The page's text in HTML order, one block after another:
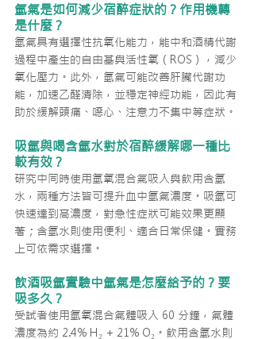
氫氣是如何減少宿醉症狀的？作用機轉
是什麼？
氫氣具有選擇性抗氧化能力，能中和酒精代謝
過程中產生的自由基與活性氧（ROS），減少
氧化壓力。此外，氫氣可能改善肝臟代謝功
能，加速乙醛清除，並穩定神經功能，因此有
助於緩解頭痛、噁心、注意力不集中等症狀。
吸氫與喝含氫水對於宿醉緩解哪一種比
較有效？
研究中同時使用氫氧混合氣吸入與飲用含氫
水，兩種方法皆可提升血中氫氣濃度。吸氫可
快速達到高濃度，對急性症狀可能效果更顯
著；含氫水則使用便利、適合日常保健。實務
上可依需求選擇。
飲酒吸氫實驗中氫氣是怎麼給予的？要
吸多久？
受試者使用氫氧混合氣體吸入 60 分鐘，氣體
濃度為約 2.4% H₂ + 21% O₂。飲用含氫水則